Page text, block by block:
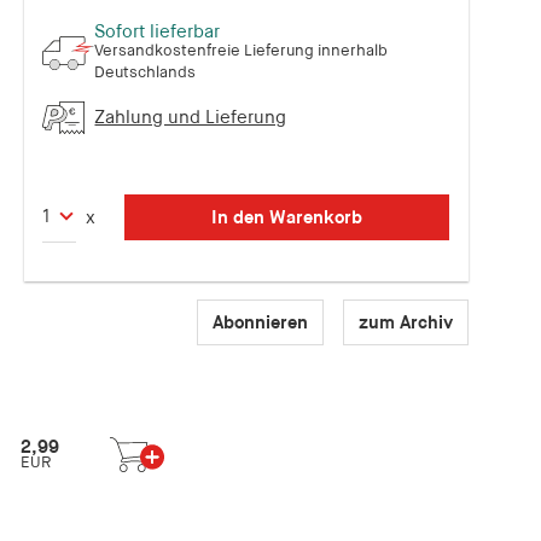
Sofort lieferbar
Versandkostenfreie Lieferung innerhalb
Deutschlands
Zahlung und Lieferung
x In den Warenkorb
Abonnieren zum Archiv
2,99
EUR